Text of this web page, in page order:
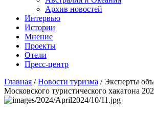
Архив новостей
Интервью
Истории
Мнение
Проекты
Отели
Пресс-центр
Главная /Новости туризма /Эксперты
Московского туристического хакатона